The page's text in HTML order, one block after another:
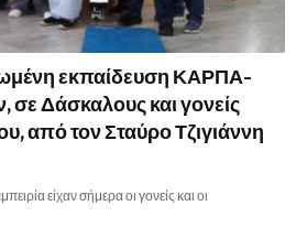
εκπαίδευση ΚΑΡΠΑ-
Δάσκαλους και γονείς
από τον Σταύρο Τζιγιάννη
είχαν σήμερα οι γονείς και οι